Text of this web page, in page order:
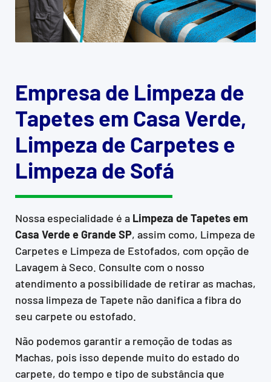
Empresa de Limpeza de
Tapetes em Casa Verde,
Limpeza de Carpetes e
Limpeza de Sofá
Nossa especialidade é a Limpeza de Tapetes em
Casa Verde e Grande SP, assim como, Limpeza de
Carpetes e Limpeza de Estofados, com opção de
Lavagem à Seco. Consulte com o nosso
atendimento a possibilidade de retirar as machas,
nossa limpeza de Tapete não danifica a fibra do
seu carpete ou estofado.
Não podemos garantir a remoção de todas as
Machas, pois isso depende muito do estado do
carpete, do tempo e tipo de substância que